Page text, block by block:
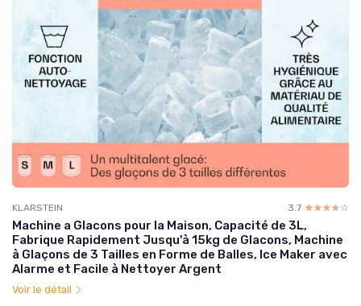
KLARSTEIN 3.7 ☆☆☆☆☆
★★★★★
Machine a Glacons pour la Maison, Capacité de 3L,
Fabrique Rapidement Jusqu'à 15kg de Glacons, Machine
à Glaçons de 3 Tailles en Forme de Balles, Ice Maker avec
Alarme et Facile à Nettoyer Argent
Voir le détail